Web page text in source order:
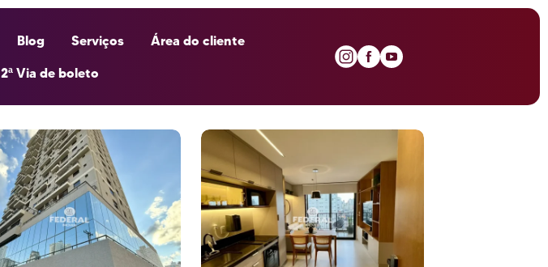
Blog Serviços
Área do cliente
2ª Via de boleto